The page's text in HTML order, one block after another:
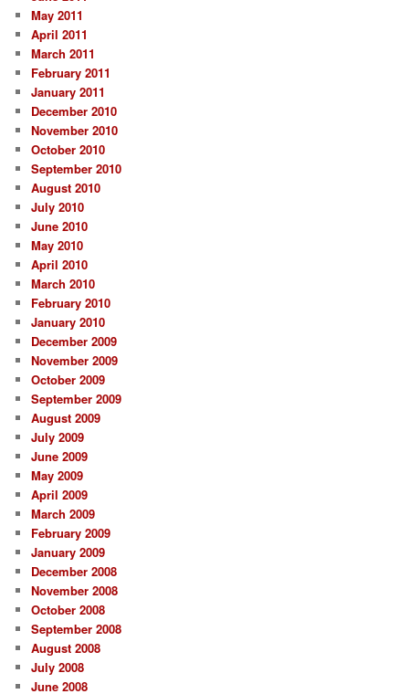
May 2011
April 2011
March 2011
February 2011
January 2011
December 2010
November 2010
October 2010
September 2010
August 2010
July 2010
June 2010
May 2010
April 2010
March 2010
February 2010
January 2010
December 2009
November 2009
October 2009
September 2009
August 2009
July 2009
June 2009
May 2009
April 2009
March 2009
February 2009
January 2009
December 2008
November 2008
October 2008
September 2008
August 2008
July 2008
June 2008